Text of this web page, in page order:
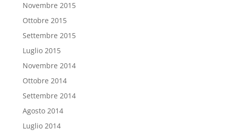
Novembre 2015
Ottobre 2015
Settembre 2015
Luglio 2015
Novembre 2014
Ottobre 2014
Settembre 2014
Agosto 2014
Luglio 2014